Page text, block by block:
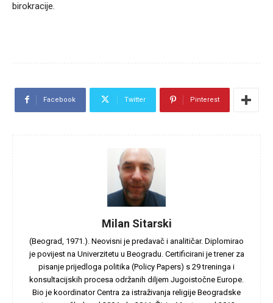
birokracije.
Facebook Twitter Pinterest
Milan Sitarski
(Beograd, 1971.). Neovisni je predavač i analitičar. Diplomirao
je povijest na Univerzitetu u Beogradu. Certificirani je trener za
pisanje prijedloga politika (Policy Papers) s 29 treninga i
konsultacijskih procesa održanih diljem Jugoistočne Europe.
Bio je koordinator Centra za istraživanja religije Beogradske